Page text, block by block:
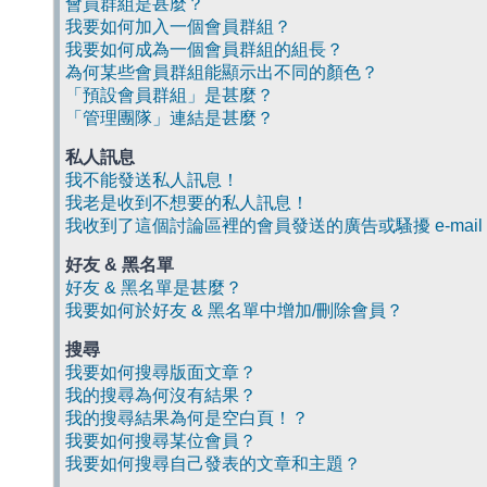
會員群組是甚麼？
我要如何加入一個會員群組？
我要如何成為一個會員群組的組長？
為何某些會員群組能顯示出不同的顏色？
「預設會員群組」是甚麼？
「管理團隊」連結是甚麼？
私人訊息
我不能發送私人訊息！
我老是收到不想要的私人訊息！
我收到了這個討論區裡的會員發送的廣告或騷擾 e-mail
好友 & 黑名單
好友 & 黑名單是甚麼？
我要如何於好友 & 黑名單中增加/刪除會員？
搜尋
我要如何搜尋版面文章？
我的搜尋為何沒有結果？
我的搜尋結果為何是空白頁！？
我要如何搜尋某位會員？
我要如何搜尋自己發表的文章和主題？